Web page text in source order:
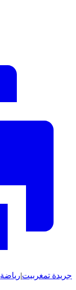
جريدة تمغربيت|رياضة